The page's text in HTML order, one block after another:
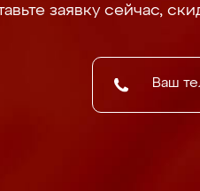
заявку сейчас,